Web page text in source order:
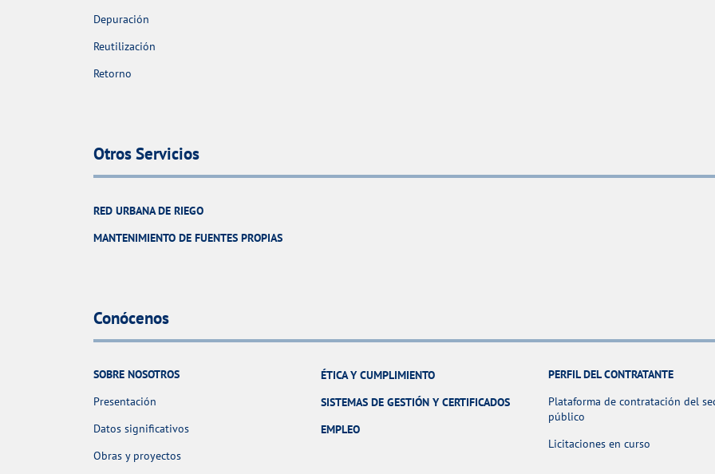
Depuración
Reutilización
Retorno
Otros Servicios
RED URBANA DE RIEGO
MANTENIMIENTO DE FUENTES PROPIAS
Conócenos
SOBRE NOSOTROS
Presentación
Datos significativos
Obras y proyectos
ÉTICA Y CUMPLIMIENTO
SISTEMAS DE GESTIÓN Y CERTIFICADOS
EMPLEO
PERFIL DEL CONTRATANTE
Plataforma de contratación del
público
Licitaciones en curso